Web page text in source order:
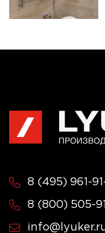
8 (495) 961-
8 (800) 505-